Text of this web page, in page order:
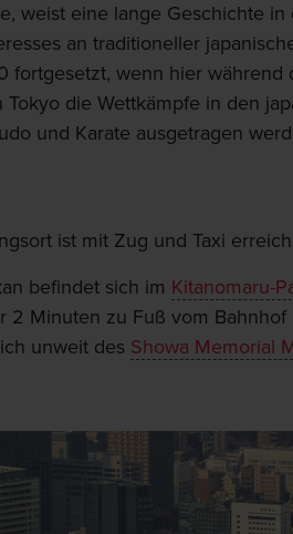
weist eine lange Geschichte
an traditioneller
fortgesetzt, wenn hier während
Tokyo die Wettkämpfe in den
und Karate ausgetragen
ist mit Zug und Taxi
befindet sich im Kitanomaru-
2 Minuten zu Fuß vom
unweit des Showa Memorial